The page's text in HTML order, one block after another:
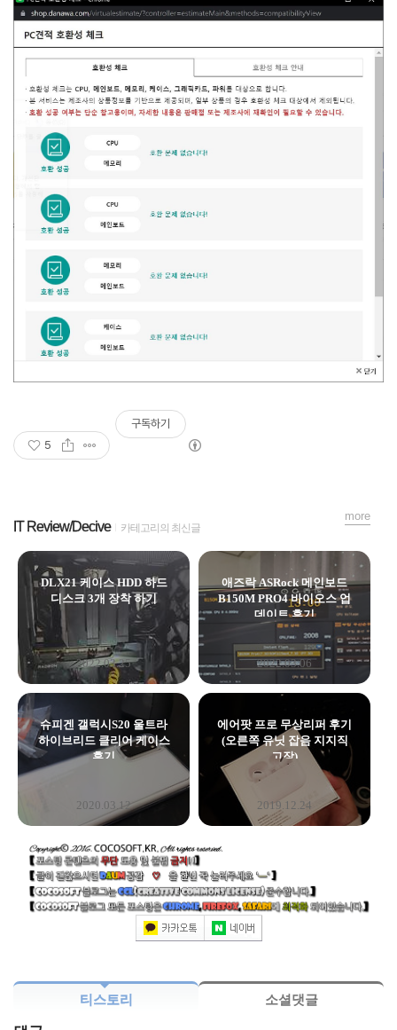
5
구독하기
IT Review/Decive 카테고리의 최신글
DLX21 케이스 HDD 하드
디스크 3개 장착 하기
2022.03.25
애즈락 ASRock 메인보드
B150M PRO4 바이오스 업
데이트 후기
2022.03.06
슈피겐 갤럭시S20 울트라
하이브리드 클리어 케이스
후기
2020.03.12
에어팟 프로 무상리퍼 후기
(오른쪽 유닛 잡음 지지직
고장)
2019.12.24
more
티스토리 소셜댓글